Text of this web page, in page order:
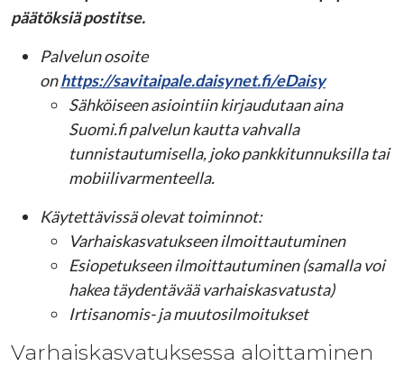
päätöksiä postitse.
Palvelun osoite
onhttps://savitaipale.daisynet.fi/eDaisy
Sähköiseen asiointiin kirjaudutaan aina
Suomi.fi palvelun kautta vahvalla
tunnistautumisella, joko pankkitunnuksilla tai
mobiilivarmenteella.
Käytettävissä olevat toiminnot:
Varhaiskasvatukseen ilmoittautuminen
Esiopetukseen ilmoittautuminen (samalla voi
hakea täydentävää varhaiskasvatusta)
Irtisanomis- ja muutosilmoitukset
Varhaiskasvatuksessa aloittaminen